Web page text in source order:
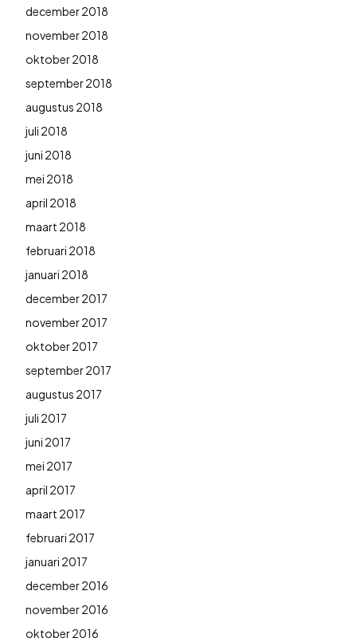
december 2018
november 2018
oktober 2018
september 2018
augustus 2018
juli 2018
juni 2018
mei 2018
april 2018
maart 2018
februari 2018
januari 2018
december 2017
november 2017
oktober 2017
september 2017
augustus 2017
juli 2017
juni 2017
mei 2017
april 2017
maart 2017
februari 2017
januari 2017
december 2016
november 2016
oktober 2016